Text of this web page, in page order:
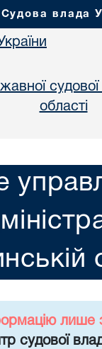
Судова влада
судової
областi
лише
судової